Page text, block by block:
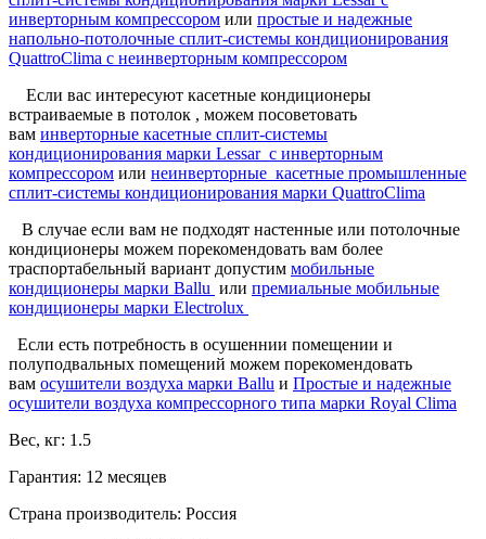
инверторным компрессором или простые и надежные
напольно-потолочные сплит-системы кондиционирования
QuattroClima c неинверторным компрессором
Если вас интересуют касетные кондиционеры
встраиваемые в потолок , можем посоветовать
вам инверторные касетные сплит-системы
кондиционирования марки Lessar с инверторным
компрессором или неинверторные касетные промышленные
сплит-системы кондиционирования марки QuattroClima
В случае если вам не подходят настенные или потолочные
кондиционеры можем порекомендовать вам более
траспортабельный вариант допустим мобильные
кондиционеры марки Ballu или премиальные мобильные
кондиционеры марки Electrolux
Если есть потребность в осушеннии помещении и
полуподвальных помещений можем порекомендовать
вам осушители воздуха марки Ballu и Простые и надежные
осушители воздуха компрессорного типа марки Royal Clima
Вес, кг: 1.5
Гарантия: 12 месяцев
Страна производитель: Россия